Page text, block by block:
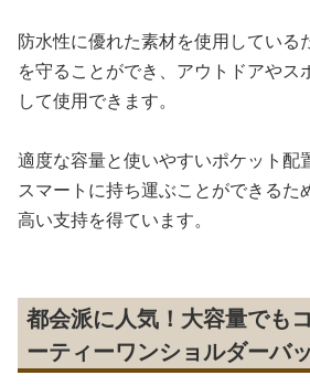
防水性に優れた素材を使用している
を守ることができ、アウトドアやス
して使用できます。
適度な容量と使いやすいポケット配
スマートに持ち運ぶことができるた
高い支持を得ています。
都会派に人気！大容量でも
ーティーワンショルダーバ